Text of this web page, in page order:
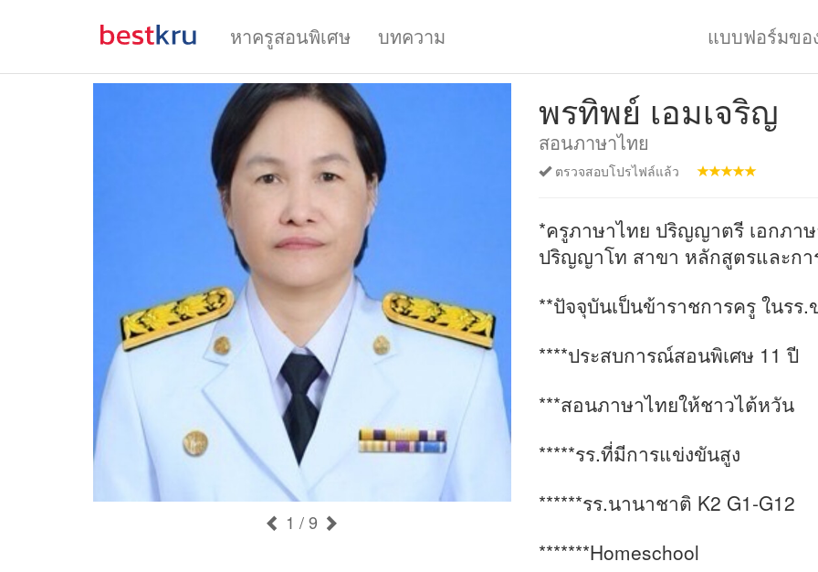
หาครูสอนพิเศษ บทความ แบบฟอร์มข
1 / 9
พรทิพย์ เอมเจริญ
สอนภาษาไทย
ตรวจสอบโปรไฟล์แล้ว
*ครูภาษาไทย ปริญญาตรี เอกภา
ปริญญาโท สาขา หลักสูตรและกา
**ปัจจุบันเป็นข้าราชการครู ในรร.
****ประสบการณ์สอนพิเศษ 11 ปี
***สอนภาษาไทยให้ชาวไต้หวัน
*****รร.ที่มีการแข่งขันสูง
******รร.นานาชาติ K2 G1-G12
*******Homeschool